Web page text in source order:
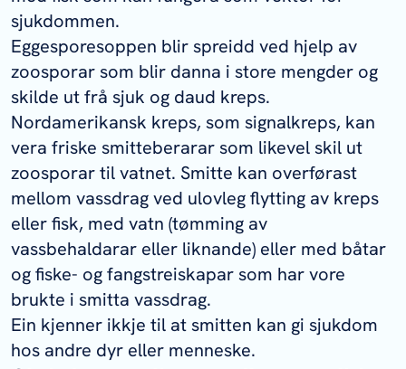
sjukdommen.
Eggesporesoppen blir spreidd ved hjelp av
zoosporar som blir danna i store mengder og
skilde ut frå sjuk og daud kreps.
Nordamerikansk kreps, som signalkreps, kan
vera friske smitteberarar som likevel skil ut
zoosporar til vatnet. Smitte kan overførast
mellom vassdrag ved ulovleg flytting av kreps
eller fisk, med vatn (tømming av
vassbehaldarar eller liknande) eller med båtar
og fiske- og fangstreiskapar som har vore
brukte i smitta vassdrag.
Ein kjenner ikkje til at smitten kan gi sjukdom
hos andre dyr eller menneske.